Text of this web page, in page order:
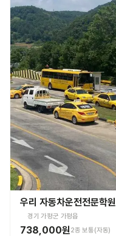
우리 자동차운전전문학원
경기 가평군 가평읍
738,000원2종 보통(자동)